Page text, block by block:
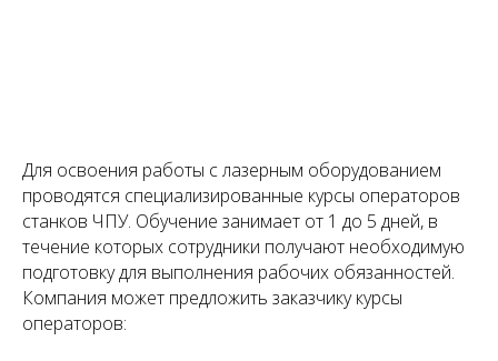
Для освоения работы с лазерным оборудованием
проводятся специализированные курсы операторов
станков ЧПУ. Обучение занимает от 1 до 5 дней, в
течение которых сотрудники получают необходимую
подготовку для выполнения рабочих обязанностей.
Компания может предложить заказчику курсы
операторов: